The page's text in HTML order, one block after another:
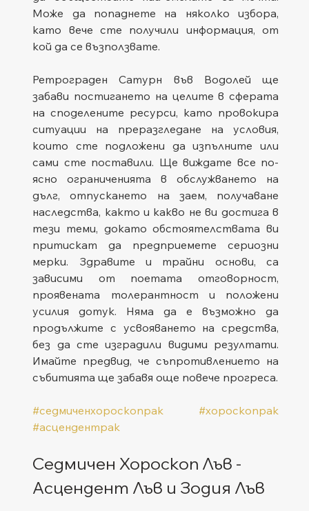
Може да попаднете на няколко избора,
като вече сте получили информация, от
кой да се възползвате.
Ретрограден Сатурн във Водолей ще
забави постигането на целите в сферата
на споделените ресурси, като провокира
ситуации на преразгледане на условия,
които сте подложени да изпълните или
сами сте поставили. Ще виждате все по-
ясно ограниченията в обслужването на
дълг, отпускането на заем, получаване
наследства, както и какво не ви достига в
тези теми, докато обстоятелствата ви
притискат да предприемете сериозни
мерки. Здравите и трайни основи, са
зависими от поетата отговорност,
проявената толерантност и положени
усилия дотук. Няма да е възможно да
продължите с усвояването на средства,
без да сте изградили видими резултати.
Имайте предвид, че съпротивлението на
#седмиченхороскопрак
#хороскопрак
#асцендентрак
Седмичен Хороскоп Лъв -
Асцендент Лъв и Зодия Лъв